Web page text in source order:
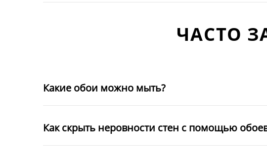
ЧАСТО
Какие обои можно мыть?
Как скрыть неровности стен с помощью